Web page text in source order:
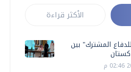
الأكثر قراءة
المشترك" بين